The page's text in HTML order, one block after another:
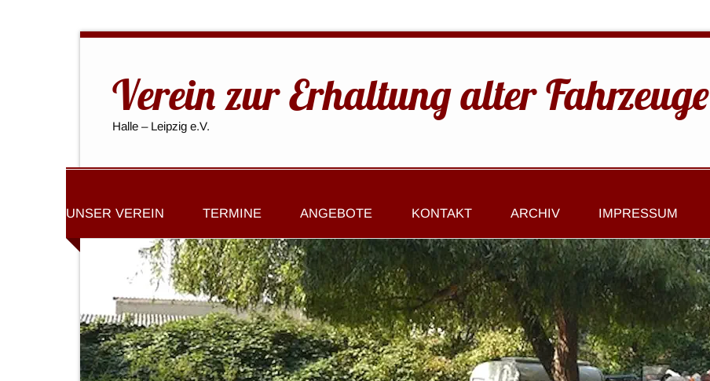
Verein zur Erhaltung alter Fahrzeuge
Halle – Leipzig e.V.
UNSER VEREIN TERMINE ANGEBOTE KONTAKT ARCHIV IMPRESSUM